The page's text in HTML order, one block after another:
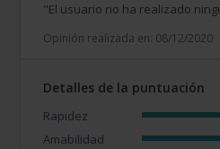
"El usuario no ha realizado
Opinión realizada en: 08/12/2020
Detalles de la puntuación
Rapidez
Amabilidad